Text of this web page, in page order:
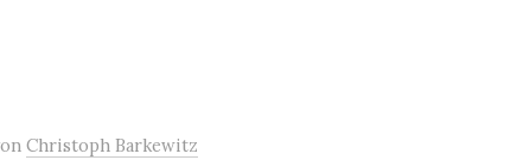
Christoph Barkewitz